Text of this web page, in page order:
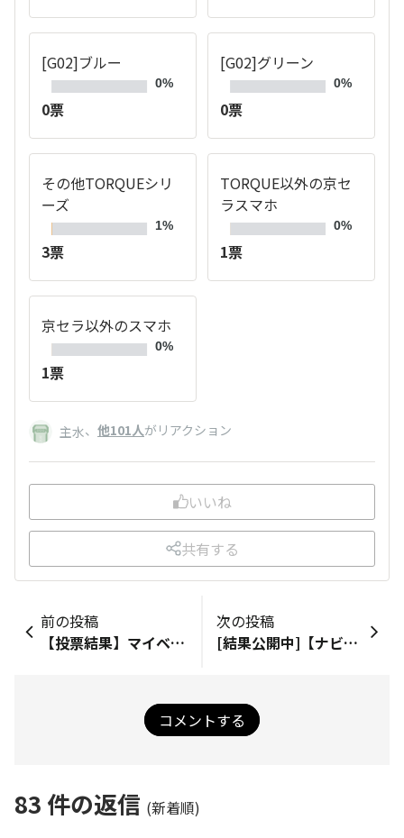
[G02]ブルー
0%
0票
[G02]グリーン
0%
0票
その他TORQUEシリ
ーズ
1%
3票
TORQUE以外の京セ
ラスマホ
0%
1票
京セラ以外のスマホ
0%
1票
主水、 他101人がリアクション
いいね
共有する
前の投稿
【投票結果】マイベストTORQUE ～あなたが好きなTORQUEシリーズはどれ？～
次の投稿
[結果公開中]【ナビゲーション】あなたは3ボタン派？ジェスチャー派？
コメントする
83 件の返信 (新着順)